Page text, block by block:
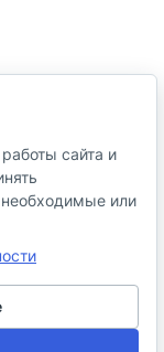
сайта и
необходимые или